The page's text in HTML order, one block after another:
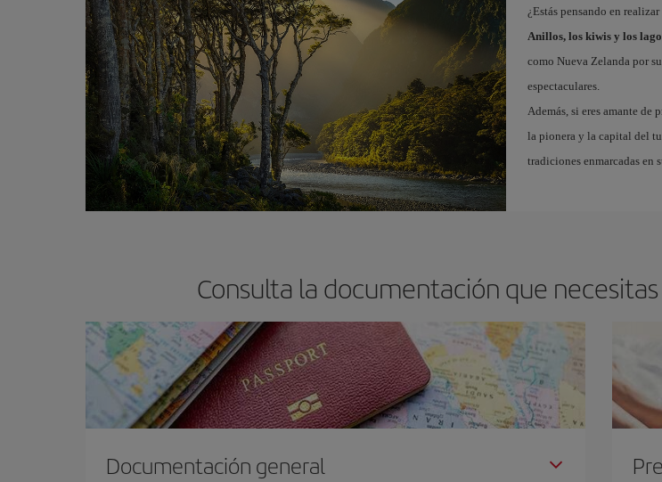
¿Estás pensando en
Anillos, los kiwis y los
como Nueva Zelanda por
espectaculares.
Además, si eres amante de
la pionera y la capital del
tradiciones enmarcadas en
Consulta la documentación que
Documentación general